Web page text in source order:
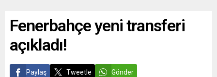
Fenerbahçe yeni transferi
açıkladı!
Paylaş Tweetle Gönder